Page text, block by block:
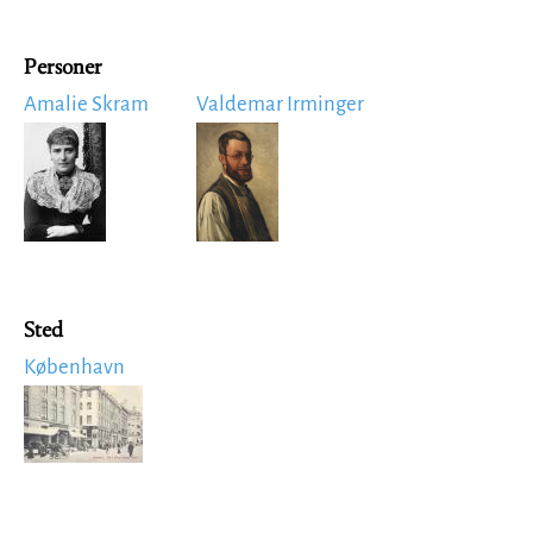
Personer
Amalie Skram
Image
Valdemar Irminger
Image
Sted
København
Image